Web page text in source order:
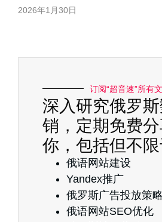
2026年1月30日
订阅“超音速”所有
深入研究俄罗
销，定期免费
你，包括但不限
俄语网站建设
Yandex推广
俄罗斯广告投放策略
俄语网站SEO优化